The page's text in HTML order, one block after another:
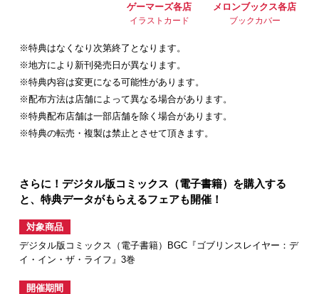
ゲーマーズ各店
イラストカード
メロンブックス各店
ブックカバー
※特典はなくなり次第終了となります。
※地方により新刊発売日が異なります。
※特典内容は変更になる可能性があります。
※配布方法は店舗によって異なる場合があります。
※特典配布店舗は一部店舗を除く場合があります。
※特典の転売・複製は禁止とさせて頂きます。
さらに！デジタル版コミックス（電子書籍）を購入する
と、特典データがもらえるフェアも開催！
対象商品
デジタル版コミックス（電子書籍）BGC『ゴブリンスレイヤー：デ
イ・イン・ザ・ライフ』3巻
開催期間